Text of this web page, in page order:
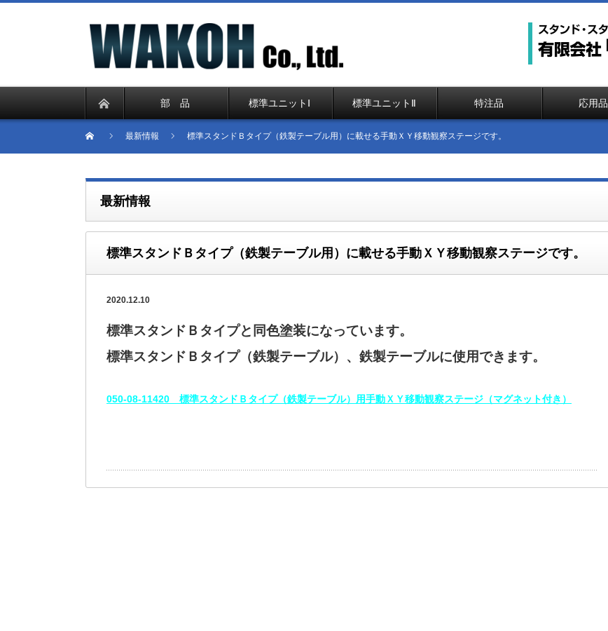
部 品 標準ユニットⅠ 標準ユニットⅡ 特注品 応用品
最新情報 標準スタンドＢタイプ（鉄製テーブル用）に載せる手動ＸＹ移動観察ステージです。
最新情報
標準スタンドＢタイプ（鉄製テーブル用）に載せる手動ＸＹ移動観察ステージです。
2020.12.10
標準スタンドＢタイプと同色塗装になっています。
標準スタンドＢタイプ（鉄製テーブル）、鉄製テーブルに使用できます。
050‐08-11420 標準スタンドＢタイプ（鉄製テーブル）用手動ＸＹ移動観察ステージ（マグネット付き）